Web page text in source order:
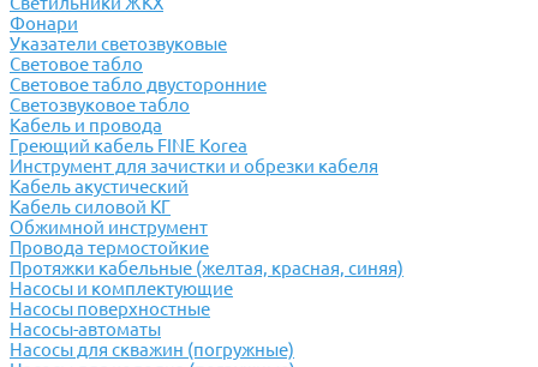
Фонари
Указатели светозвуковые
Световое табло
Световое табло двусторонние
Светозвуковое табло
Кабель и провода
Греющий кабель FINE Korea
Инструмент для зачистки и обрезки кабеля
Кабель акустический
Кабель силовой КГ
Обжимной инструмент
Провода термостойкие
Протяжки кабельные (желтая, красная, синяя)
Насосы и комплектующие
Насосы поверхностные
Насосы-автоматы
Насосы для скважин (погружные)